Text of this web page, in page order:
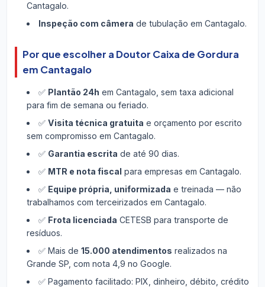
Cantagalo.
Inspeção com câmera de tubulação em Cantagalo.
Por que escolher a Doutor Caixa de Gordura
em Cantagalo
✅ Plantão 24h em Cantagalo, sem taxa adicional
para fim de semana ou feriado.
✅ Visita técnica gratuita e orçamento por escrito
sem compromisso em Cantagalo.
✅ Garantia escrita de até 90 dias.
✅ MTR e nota fiscal para empresas em Cantagalo.
✅ Equipe própria, uniformizada e treinada — não
trabalhamos com terceirizados em Cantagalo.
✅ Frota licenciada CETESB para transporte de
resíduos.
✅ Mais de 15.000 atendimentos realizados na
Grande SP, com nota 4,9 no Google.
✅ Pagamento facilitado: PIX, dinheiro, débito, crédito